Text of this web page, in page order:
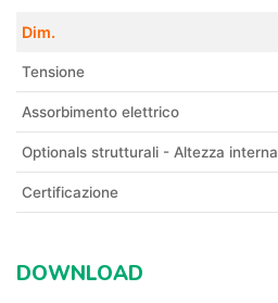
Dim.
Tensione
Assorbimento elettrico
Optionals strutturali - Altezza interna
Certificazione
DOWNLOAD